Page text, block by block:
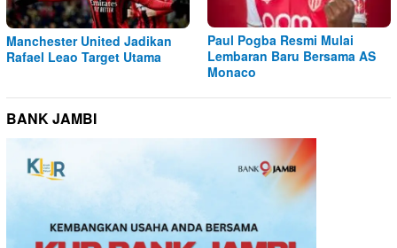
Manchester United Jadikan
Rafael Leao Target Utama
Paul Pogba Resmi Mulai
Lembaran Baru Bersama AS
Monaco
BANK JAMBI